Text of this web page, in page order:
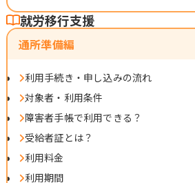
就労移行支援
通所準備編
利用手続き・申し込みの流れ
対象者・利用条件
障害者手帳で利用できる？
受給者証とは？
利用料金
利用期間